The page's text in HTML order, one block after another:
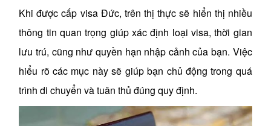
Khi được cấp visa Đức, trên thị thực sẽ hiển thị nhiều
thông tin quan trọng giúp xác định loại visa, thời gian
lưu trú, cũng như quyền hạn nhập cảnh của bạn. Việc
hiểu rõ các mục này sẽ giúp bạn chủ động trong quá
trình di chuyển và tuân thủ đúng quy định.